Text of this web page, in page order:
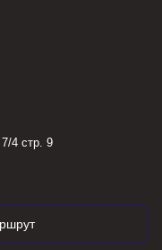
4 стр. 9